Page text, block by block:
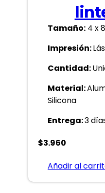
Tamaño: 4 x
Impresión:
Cantidad:
Material:
Silicona
Entrega:3
$3.960
Añadir al